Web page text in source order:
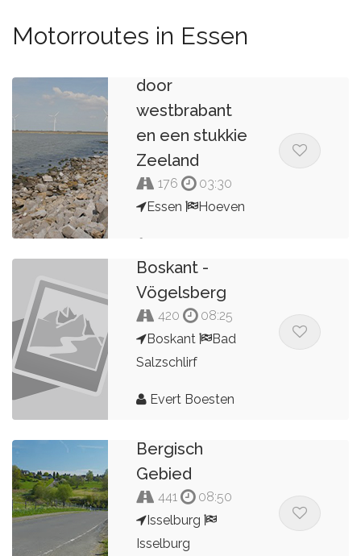
Motorroutes in Essen
door
westbrabant
en een stukkie
Zeeland
176
03:30
Essen
Hoeven
Boskant -
Vögelsberg
420
08:25
Boskant
Bad
Salzschlirf
Evert Boesten
Bergisch
Gebied
441
08:50
Isselburg
Isselburg